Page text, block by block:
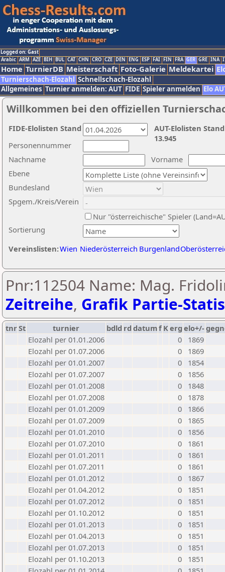
Logged on: Gast
Arabic ARM AZE BIH BUL CAT CHN CRO CZE DEN ENG ESP FAI FIN FRA GER GRE INA
Home TurnierDB Meisterschaft Foto-Galerie Meldekartei
Turnierschach-Elozahl Schnellschach-Elozahl
Allgemeines Turnier anmelden: AUT FIDE Spieler anmelden Elo
Willkommen bei den offiziellen
Nachname
Vorname
Ebene
Sortierung
Personennummer
Bundesland
Spgem./Kreis/Verein
Nur "österreichische" Spieler
Vereinslisten:Wien Niederösterreich Burgenland
AUT-Elolisten
13.945
FIDE-Elolisten Stand
Pnr:112504 Name: Mag.
Zeitreihe, Grafik Partie-
tnrSt turnier bdld rd datumf Kerg elo+/-
Elozahl per 01.01.2006
0
1869
Elozahl per 01.07.2006
0
1869
Elozahl per 01.01.2007
0
1854
Elozahl per 01.07.2007
0
1856
Elozahl per 01.01.2008
0
1848
Elozahl per 01.07.2008
0
1878
Elozahl per 01.01.2009
0
1866
Elozahl per 01.07.2009
0
1865
Elozahl per 01.01.2010
0
1856
Elozahl per 01.07.2010
0
1861
Elozahl per 01.01.2011
0
1861
Elozahl per 01.07.2011
0
1861
Elozahl per 01.01.2012
0
1867
Elozahl per 01.04.2012
0
1851
Elozahl per 01.07.2012
0
1851
Elozahl per 01.10.2012
0
1851
Elozahl per 01.01.2013
0
1851
Elozahl per 01.04.2013
0
1851
Elozahl per 01.07.2013
0
1851
Elozahl per 01.10.2013
0
1851